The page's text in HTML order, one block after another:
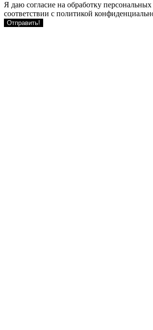
Я даю согласие на обработку
соответствии с политикой
Отправить!